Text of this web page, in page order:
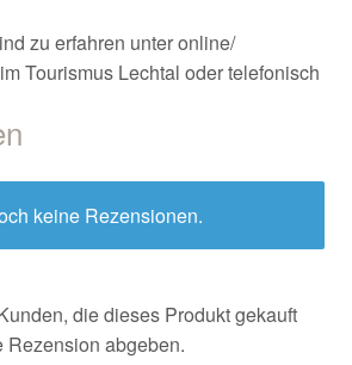
zu erfahren unter online/
Tourismus Lechtal oder telefonisch
keine Rezensionen.
die dieses Produkt gekauft
Rezension abgeben.